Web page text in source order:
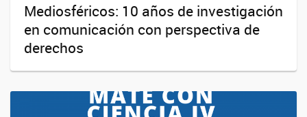
Mediosféricos: 10 años de investigación
en comunicación con perspectiva de
derechos